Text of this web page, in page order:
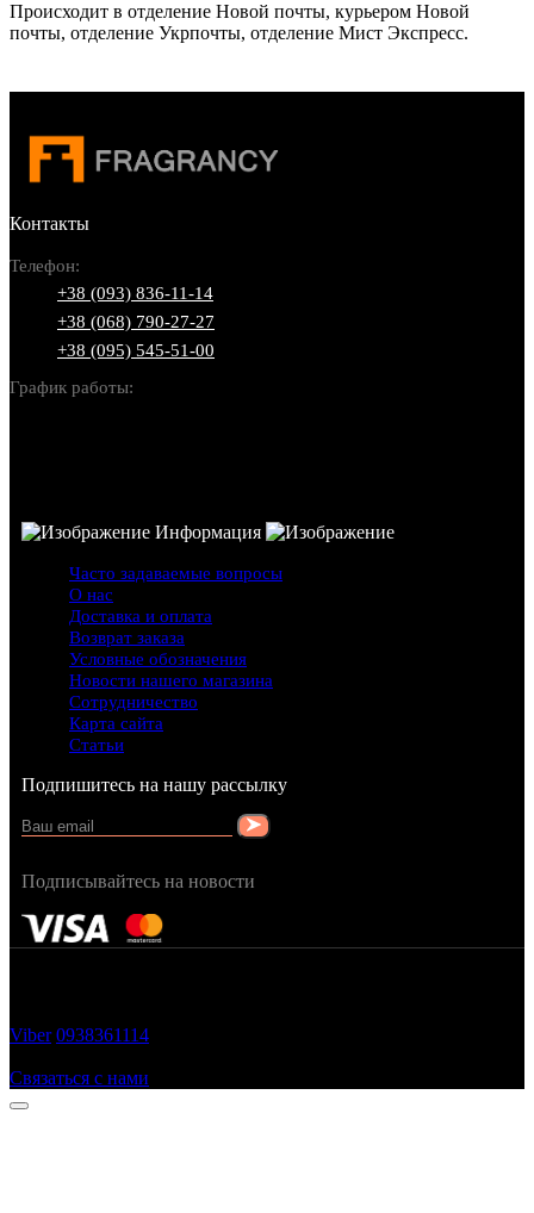
Происходит в отделение Новой почты, курьером Новой
почты, отделение Укрпочты, отделение Мист Экспресс.
Контакты
Телефон:
+38 (093) 836-11-14
+38 (068) 790-27-27
+38 (095) 545-51-00
График работы:
Информация
Часто задаваемые вопросы
О нас
Доставка и оплата
Возврат заказа
Условные обозначения
Новости нашего магазина
Сотрудничество
Карта сайта
Статьи
Подпишитесь на нашу рассылку
Подписывайтесь на новости
Viber 0938361114
Связаться с нами